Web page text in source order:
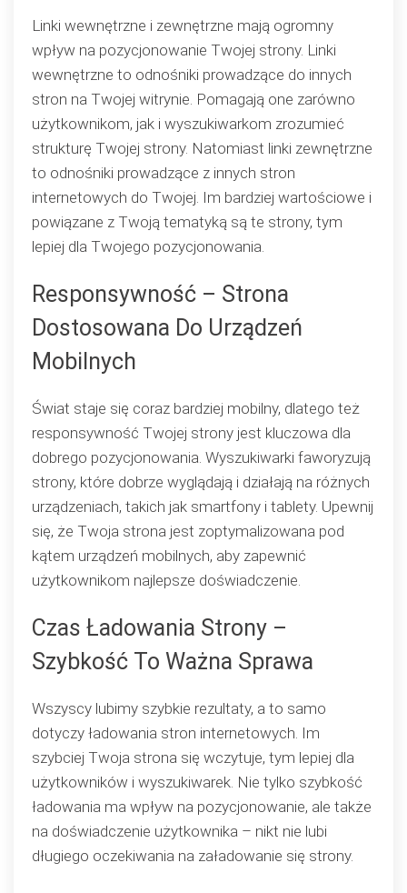
Linki wewnętrzne i zewnętrzne mają ogromny
wpływ na pozycjonowanie Twojej strony. Linki
wewnętrzne to odnośniki prowadzące do innych
stron na Twojej witrynie. Pomagają one zarówno
użytkownikom, jak i wyszukiwarkom zrozumieć
strukturę Twojej strony. Natomiast linki zewnętrzne
to odnośniki prowadzące z innych stron
internetowych do Twojej. Im bardziej wartościowe i
powiązane z Twoją tematyką są te strony, tym
lepiej dla Twojego pozycjonowania.
Responsywność – Strona
Dostosowana Do Urządzeń
Mobilnych
Świat staje się coraz bardziej mobilny, dlatego też
responsywność Twojej strony jest kluczowa dla
dobrego pozycjonowania. Wyszukiwarki faworyzują
strony, które dobrze wyglądają i działają na różnych
urządzeniach, takich jak smartfony i tablety. Upewnij
się, że Twoja strona jest zoptymalizowana pod
kątem urządzeń mobilnych, aby zapewnić
użytkownikom najlepsze doświadczenie.
Czas Ładowania Strony –
Szybkość To Ważna Sprawa
Wszyscy lubimy szybkie rezultaty, a to samo
dotyczy ładowania stron internetowych. Im
szybciej Twoja strona się wczytuje, tym lepiej dla
użytkowników i wyszukiwarek. Nie tylko szybkość
ładowania ma wpływ na pozycjonowanie, ale także
na doświadczenie użytkownika – nikt nie lubi
długiego oczekiwania na załadowanie się strony.